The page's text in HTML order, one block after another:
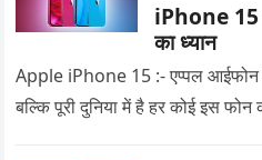
iPhone 15
का ध्यान
Apple iPhone 15 :- एप्पल आईफोन
बल्कि पूरी दुनिया में है हर कोई इस फोन